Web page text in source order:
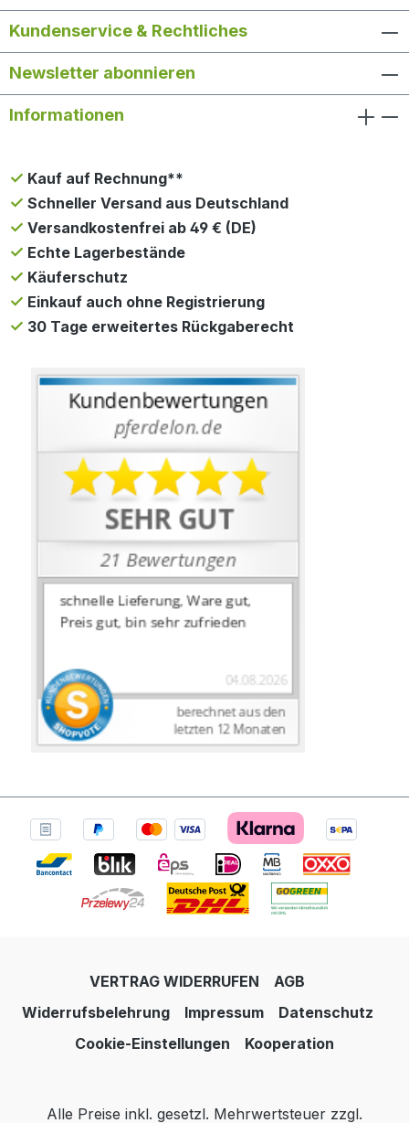
Kundenservice & Rechtliches
Newsletter abonnieren
Informationen
Kauf auf Rechnung**
Schneller Versand aus Deutschland
Versandkostenfrei ab 49 € (DE)
Echte Lagerbestände
Käuferschutz
Einkauf auch ohne Registrierung
30 Tage erweitertes Rückgaberecht
VERTRAG WIDERRUFEN
AGB
Widerrufsbelehrung
Impressum
Datenschutz
Cookie-Einstellungen
Kooperation
Alle Preise inkl. gesetzl. Mehrwertsteuer zzgl.